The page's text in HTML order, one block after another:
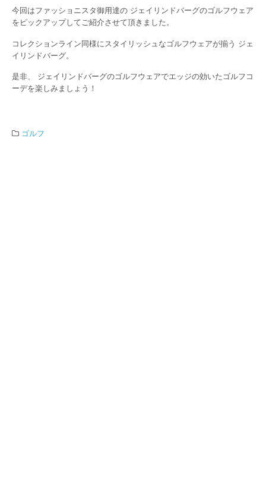
今回はファッショニスタ御用達の ジェイリンドバーグのゴルフウェア
をピックアップしてご紹介させて頂きました。
コレクションライン同様にスタイリッシュなゴルフウェアが揃う ジェ
イリンドバーグ。
是非、 ジェイリンドバーグのゴルフウェアでエッジの効いたゴルフコ
ーデを楽しみましょう！
ゴルフ